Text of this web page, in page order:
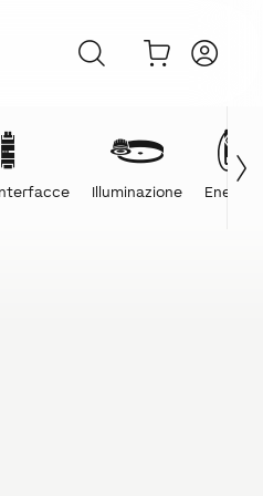
Illuminazione Energia